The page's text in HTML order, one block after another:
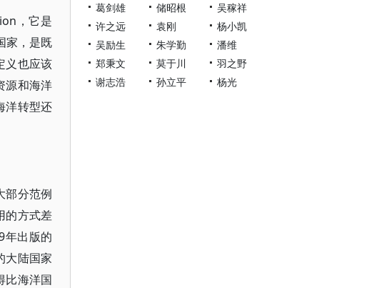
，它是
家，是既
义也应该
源和海洋
洋转型还
部分范例
的方式差
年出版的
大陆国家
比海洋国
葛剑雄
储昭根
吴稼祥
许之远
袁刚
杨小凯
吴励生
朱学勤
潘维
郑秉文
莫于川
羽之野
谢志浩
孙立平 杨光